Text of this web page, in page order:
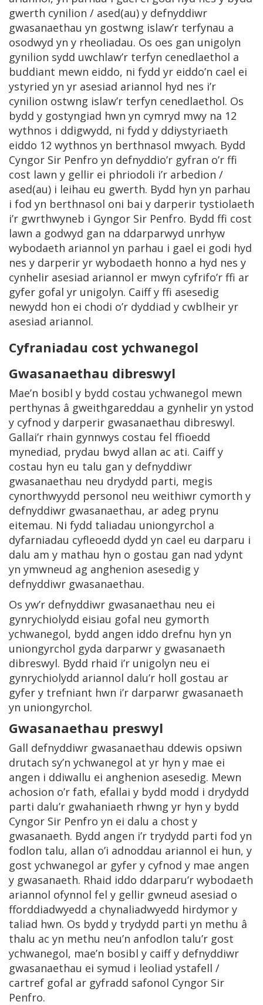
gwerth cynilion / ased(au) y defnyddiwr
gwasanaethau yn gostwng islaw’r terfynau a
osodwyd yn y rheoliadau. Os oes gan unigolyn
gynilion sydd uwchlaw’r terfyn cenedlaethol a
buddiant mewn eiddo, ni fydd yr eiddo’n cael ei
ystyried yn yr asesiad ariannol hyd nes i’r
cynilion ostwng islaw’r terfyn cenedlaethol. Os
bydd y gostyngiad hwn yn cymryd mwy na 12
wythnos i ddigwydd, ni fydd y ddiystyriaeth
eiddo 12 wythnos yn berthnasol mwyach. Bydd
Cyngor Sir Penfro yn defnyddio’r gyfran o’r ffi
cost lawn y gellir ei phriodoli i’r arbedion /
ased(au) i leihau eu gwerth. Bydd hyn yn parhau
i fod yn berthnasol oni bai y darperir tystiolaeth
i’r gwrthwyneb i Gyngor Sir Penfro. Bydd ffi cost
lawn a godwyd gan na ddarparwyd unrhyw
wybodaeth ariannol yn parhau i gael ei godi hyd
nes y darperir yr wybodaeth honno a hyd nes y
cynhelir asesiad ariannol er mwyn cyfrifo’r ffi ar
gyfer gofal yr unigolyn. Caiff y ffi asesedig
newydd hon ei chodi o’r dyddiad y cwblheir yr
asesiad ariannol.
Cyfraniadau cost ychwanegol
Gwasanaethau dibreswyl
Mae’n bosibl y bydd costau ychwanegol mewn
perthynas â gweithgareddau a gynhelir yn ystod
y cyfnod y darperir gwasanaethau dibreswyl.
Gallai’r rhain gynnwys costau fel ffioedd
mynediad, prydau bwyd allan ac ati. Caiff y
costau hyn eu talu gan y defnyddiwr
gwasanaethau neu drydydd parti, megis
cynorthwyydd personol neu weithiwr cymorth y
defnyddiwr gwasanaethau, ar adeg prynu
eitemau. Ni fydd taliadau uniongyrchol a
dyfarniadau cyfleoedd dydd yn cael eu darparu i
dalu am y mathau hyn o gostau gan nad ydynt
yn ymwneud ag anghenion asesedig y
defnyddiwr gwasanaethau.
Os yw’r defnyddiwr gwasanaethau neu ei
gynrychiolydd eisiau gofal neu gymorth
ychwanegol, bydd angen iddo drefnu hyn yn
uniongyrchol gyda darparwr y gwasanaeth
dibreswyl. Bydd rhaid i’r unigolyn neu ei
gynrychiolydd ariannol dalu’r holl gostau ar
gyfer y trefniant hwn i’r darparwr gwasanaeth
yn uniongyrchol.
Gwasanaethau preswyl
Gall defnyddiwr gwasanaethau ddewis opsiwn
drutach sy’n ychwanegol at yr hyn y mae ei
angen i ddiwallu ei anghenion asesedig. Mewn
achosion o’r fath, efallai y bydd modd i drydydd
parti dalu’r gwahaniaeth rhwng yr hyn y bydd
Cyngor Sir Penfro yn ei dalu a chost y
gwasanaeth. Bydd angen i’r trydydd parti fod yn
fodlon talu, allan o’i adnoddau ariannol ei hun, y
gost ychwanegol ar gyfer y cyfnod y mae angen
y gwasanaeth. Rhaid iddo ddarparu’r wybodaeth
ariannol ofynnol fel y gellir gwneud asesiad o
fforddiadwyedd a chynaliadwyedd hirdymor y
taliad hwn. Os bydd y trydydd parti yn methu â
thalu ac yn methu neu’n anfodlon talu’r gost
ychwanegol, mae’n bosibl y caiff y defnyddiwr
gwasanaethau ei symud i leoliad ystafell /
cartref gofal ar gyfradd safonol Cyngor Sir
Penfro.